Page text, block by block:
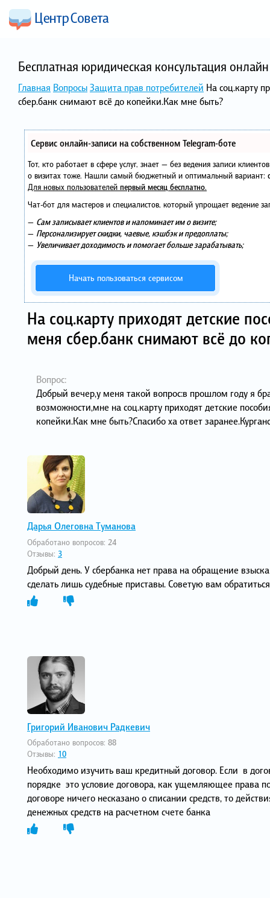
Бесплатная юридическая консультация
Главная ВопросыЗащита прав потребителей На соц.карту
сбер.банк снимают всё до копейки.Как мне быть?
Сервис онлайн-записи на собственном Telegram-боте
Тот, кто работает в сфере услуг, знает — без ведения записи
о визитах тоже. Нашли самый бюджетный и оптимальный вариант:
Для новых пользователей первый месяц бесплатно.
Чат-бот для мастеров и специалистов, который упрощает ведение
— Сам записывает клиентов и напоминает им о визите;
— Персонализирует скидки, чаевые, кэшбэк и предоплаты;
— Увеличивает доходимость и помогает больше зарабатывать;
Начать пользоваться сервисом
На соц.карту приходят детские
меня сбер.банк снимают всё до
Вопрос:
Добрый вечер,у меня такой вопрос:в прошлом году я
возможности,мне на соц.карту приходят детские
копейки.Как мне быть?Спасибо ха ответ
Дарья Олеговна Туманова
Обработано вопросов: 24
Отзывы: 3
Добрый день. У сбербанка нет права на обращение
сделать лишь судебные приставы. Советую вам
Григорий Иванович Радкевич
Обработано вопросов: 88
Отзывы: 10
Необходимо изучить ваш кредитный договор. Если в
порядке это условие договора, как ущемляющее права
договоре ничего несказано о списании средств, то
денежных средств на расчетном счете банка